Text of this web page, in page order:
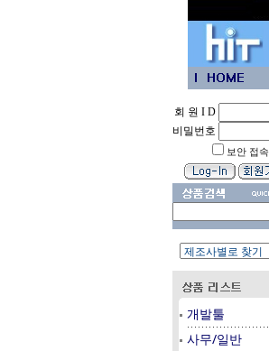
회 원 I D
비밀번호
보안 접속
개발툴
사무/일반